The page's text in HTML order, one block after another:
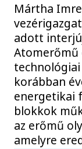
Mártha
adott
korábban
energetikai
blokkok
az erőmű
amelyre